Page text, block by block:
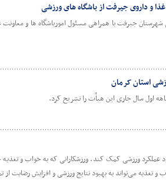
و داروی جیرفت از باشگاه های ورزشی
جیرفت با همراهی مسئول امورباشگاه ها و معاونت
ورزشی کمک کند. ورزشکارانی که به خواب و تغذیه
تغذیه می‌تواند به بهبود نتایج ورزشی و افزایش رضایت